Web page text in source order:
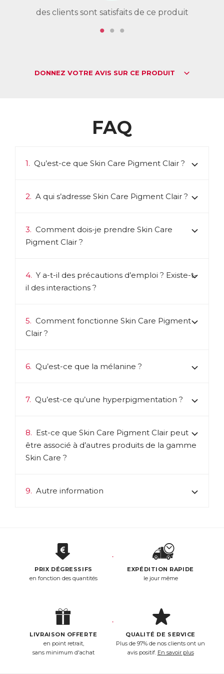
des clients sont satisfaits de ce produit
DONNEZ VOTRE AVIS SUR CE PRODUIT
FAQ
1. Qu’est-ce que Skin Care Pigment Clair ?
2. A qui s’adresse Skin Care Pigment Clair ?
3. Comment dois-je prendre Skin Care
Pigment Clair ?
4. Y a-t-il des précautions d’emploi ? Existe-t-
il des interactions ?
5. Comment fonctionne Skin Care Pigment
Clair ?
6. Qu’est-ce que la mélanine ?
7. Qu’est-ce qu’une hyperpigmentation ?
8. Est-ce que Skin Care Pigment Clair peut
être associé à d’autres produits de la gamme
Skin Care ?
9. Autre information
PRIX DÉGRESSIFS
en fonction des quantités
EXPÉDITION RAPIDE
le jour même
LIVRAISON OFFERTE
en point retrait,
sans minimum d'achat
QUALITÉ DE SERVICE
Plus de 97% de nos clients ont un
avis positif. En savoir plus